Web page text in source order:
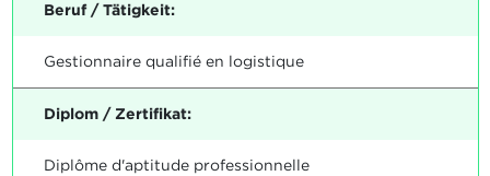
Beruf / Tätigkeit:
Gestionnaire qualifié en logistique
Diplom / Zertifikat:
Diplôme d'aptitude professionnelle